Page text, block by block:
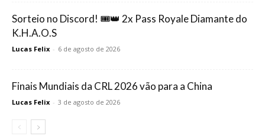
Sorteio no Discord! 🎟️👑 2x Pass Royale Diamante do
K.H.A.O.S
Lucas Felix - 6 de agosto de 2026
Finais Mundiais da CRL 2026 vão para a China
Lucas Felix - 3 de agosto de 2026